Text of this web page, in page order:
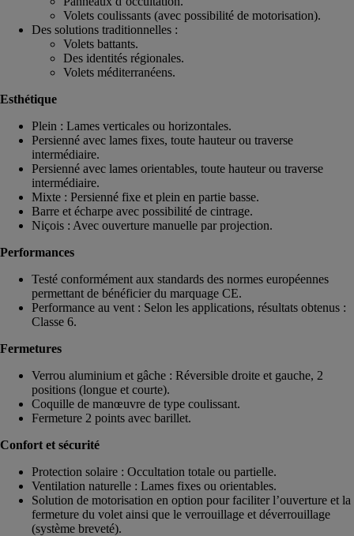
Volets coulissants (avec possibilité de motorisation).
Des solutions traditionnelles :
Volets battants.
Des identités régionales.
Volets méditerranéens.
Esthétique
Plein : Lames verticales ou horizontales.
Persienné avec lames fixes, toute hauteur ou traverse
intermédiaire.
Persienné avec lames orientables, toute hauteur ou traverse
intermédiaire.
Mixte : Persienné fixe et plein en partie basse.
Barre et écharpe avec possibilité de cintrage.
Niçois : Avec ouverture manuelle par projection.
Performances
Testé conformément aux standards des normes européennes
permettant de bénéficier du marquage CE.
Performance au vent : Selon les applications, résultats obtenus :
Classe 6.
Fermetures
Verrou aluminium et gâche : Réversible droite et gauche, 2
positions (longue et courte).
Coquille de manœuvre de type coulissant.
Fermeture 2 points avec barillet.
Confort et sécurité
Protection solaire : Occultation totale ou partielle.
Ventilation naturelle : Lames fixes ou orientables.
Solution de motorisation en option pour faciliter l’ouverture et la
fermeture du volet ainsi que le verrouillage et déverrouillage
(système breveté).